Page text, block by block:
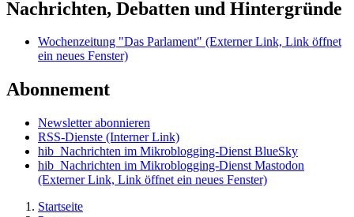
Nachrichten, Debatten und Hintergründe
Wochenzeitung "Das Parlament" (Externer Link, Link öffnet
ein neues Fenster)
Abonnement
Newsletter abonnieren
RSS-Dienste (Interner Link)
hib_Nachrichten im Mikroblogging-Dienst BlueSky
hib_Nachrichten im Mikroblogging-Dienst Mastodon
(Externer Link, Link öffnet ein neues Fenster)
Startseite